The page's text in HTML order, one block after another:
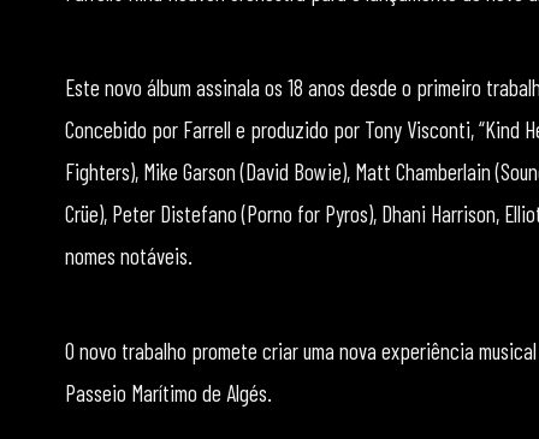
Este novo álbum assinala os 18 anos desde o primeiro
Concebido por Farrell e produzido por Tony Visconti, “Kind
Fighters), Mike Garson (David Bowie), Matt Chamberlain
Crüe), Peter Distefano (Porno for Pyros), Dhani Harrison,
nomes notáveis.
O novo trabalho promete criar uma nova experiência
Passeio Marítimo de Algés.